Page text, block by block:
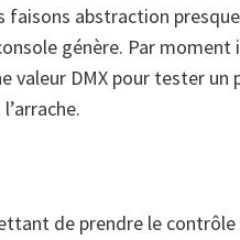
faisons abstraction
génère. Par
valeur DMX pour tester
de prendre le contrôle